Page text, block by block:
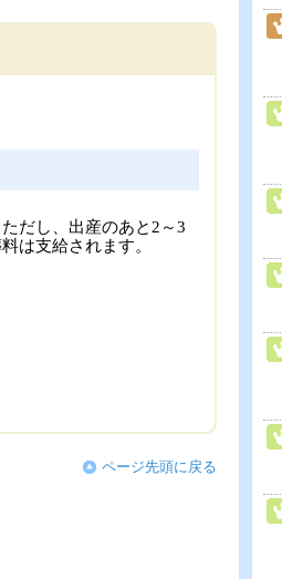
だし、出産のあと2～3
は支給されます。
ページ先頭に戻る